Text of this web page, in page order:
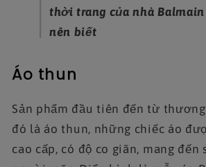
thời trang của nhà
nên biết
Áo thun
Sản phẩm đầu tiên đến từ
đó là áo thun, những chiếc áo
cao cấp, có độ co giãn, mang